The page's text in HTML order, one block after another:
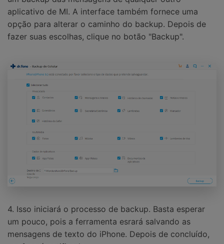
aplicativo de MI. A interface também fornece uma
opção para alterar o caminho do backup. Depois de
fazer suas escolhas, clique no botão "Backup".
4. Isso iniciará o processo de backup. Basta esperar
um pouco, pois a ferramenta esrará salvando as
mensagens de texto do iPhone. Depois de concluído,